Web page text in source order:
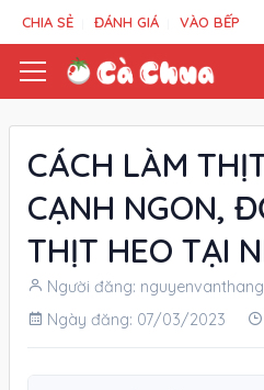
CHIA SẺ ĐÁNH GIÁ VÀO BẾP
CÁCH LÀM
CẠNH NGON,
THỊT HEO TẠI
Người đăng:
Ngày đăng: 07/03/2023